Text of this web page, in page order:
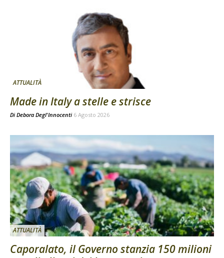
ATTUALITÀ
Made in Italy a stelle e strisce
Di Debora Degl'Innocenti 6 Agosto 2026
ATTUALITÀ
Caporalato, il Governo stanzia 150 milioni